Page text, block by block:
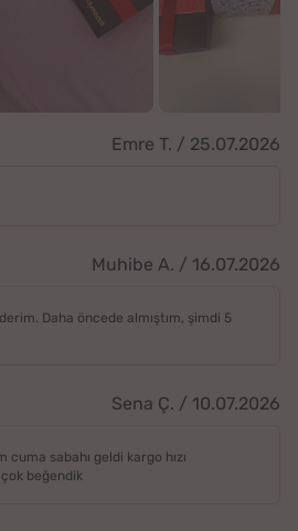
Emre T. / 25.07.2026
Muhibe A. / 16.07.2026
Daha öncede almıştım, şimdi 5
Sena Ç. / 10.07.2026
sabahı geldi kargo hızı
beğendik